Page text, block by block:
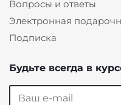
Вопросы и ответы
Электронная
Подписка
Будьте всегда в